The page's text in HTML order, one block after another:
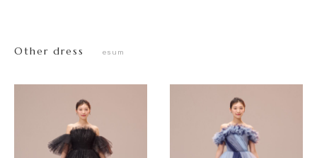
Other dress esum